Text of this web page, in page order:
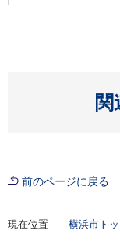
関
前のページに戻る
現在位置 横浜市ト